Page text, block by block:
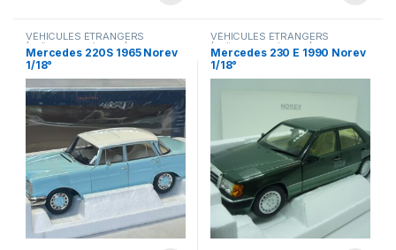
VÉHICULES ÉTRANGERS
(voitures,camions ...)
Mercedes 220S 1965 Norev
1/18°
VÉHICULES ÉTRANGERS
(voitures,camions ...)
Mercedes 230 E 1990 Norev
1/18°